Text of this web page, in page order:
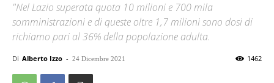
"Nel Lazio superata quota 10 milioni e 700 mila
somministrazioni e di queste oltre 1,7 milioni sono dosi di
richiamo pari al 36% della popolazione adulta.
Di Alberto Izzo - 24 Dicembre 2021 1462